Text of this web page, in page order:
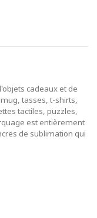
cadeaux et de
tasses, t-shirts,
tactiles, puzzles,
est entièrement
de sublimation qui